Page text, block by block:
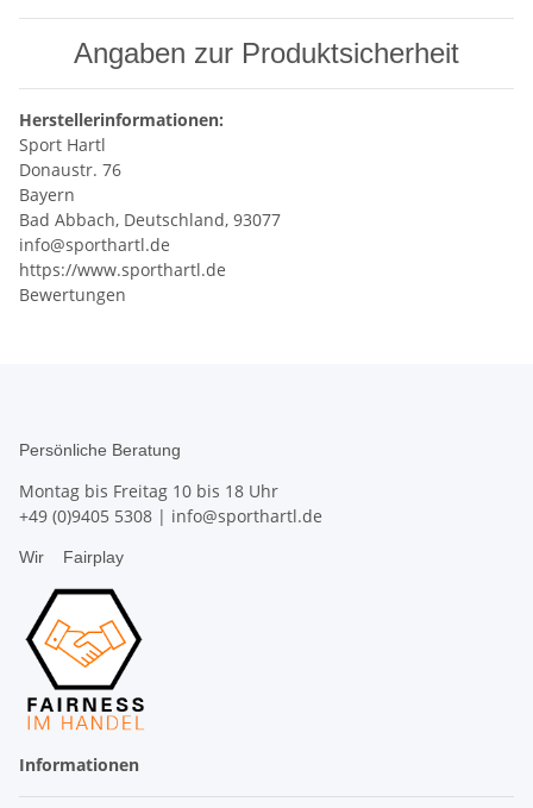
Angaben zur Produktsicherheit
Herstellerinformationen:
Sport Hartl
Donaustr. 76
Bayern
Bad Abbach, Deutschland, 93077
info@sporthartl.de
https://www.sporthartl.de
Bewertungen
Persönliche Beratung
Montag bis Freitag 10 bis 18 Uhr
+49 (0)9405 5308 | info@sporthartl.de
Wir Fairplay
Informationen